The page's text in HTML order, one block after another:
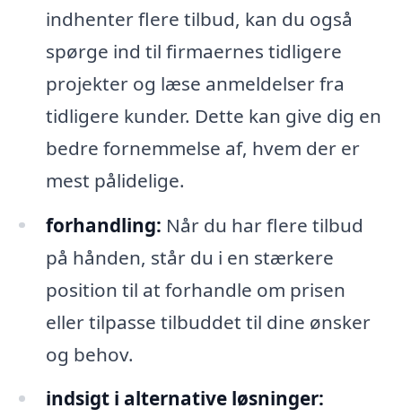
indhenter flere tilbud, kan du også
spørge ind til firmaernes tidligere
projekter og læse anmeldelser fra
tidligere kunder. Dette kan give dig en
bedre fornemmelse af, hvem der er
mest pålidelige.
forhandling: Når du har flere tilbud
på hånden, står du i en stærkere
position til at forhandle om prisen
eller tilpasse tilbuddet til dine ønsker
og behov.
indsigt i alternative løsninger: